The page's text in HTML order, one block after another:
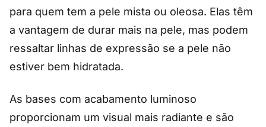
para quem tem a pele mista ou oleosa. Elas têm
a vantagem de durar mais na pele, mas podem
ressaltar linhas de expressão se a pele não
estiver bem hidratada.
As bases com acabamento luminoso
proporcionam um visual mais radiante e são